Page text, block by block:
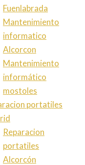
Fuenlabrada
Mantenimiento
informatico
Alcorcon
Mantenimiento
informático
mostoles
portatiles
Reparacion
portatiles
Alcorcón